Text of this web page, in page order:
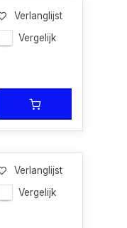
Verlanglijst
Vergelijk
Verlanglijst
Vergelijk